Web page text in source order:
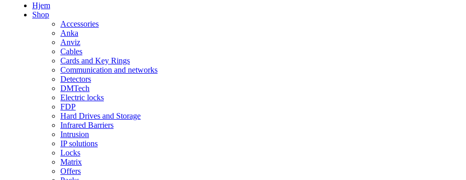
Hjem
Shop
Accessories
Anka
Anviz
Cables
Cards and Key Rings
Communication and networks
Detectors
DMTech
Electric locks
FDP
Hard Drives and Storage
Infrared Barriers
Intrusion
IP solutions
Locks
Matrix
Offers